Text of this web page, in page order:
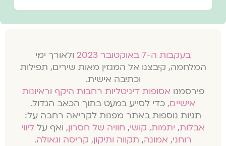
בעקבות ה-7 באוקטובר 2023
ולאורך ימי
המלחמה, קיבצנו אל המגזין מאות שירים, תפילות
וכתיבה אישית.
פירסמנו אסופות דיגיטליות רחבות היקף וראיונות
אישיים, כדי לסייע במעט בתוך הכאב הגדול.
תגיות נוספות באתר מפנות לקריאה רחבה על:
אבלות, יתמות, קושי, חוויה של חסרון, ואף על ליווי
רוחני, אמונה, תקווה ותיקון, קריסה וגאולה.